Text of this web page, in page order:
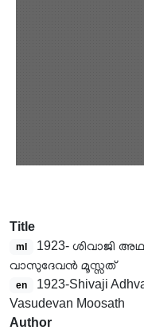
Title
ml
1923- ശിവാജി
വാസുദേവൻ മൂസ്സത്
en
1923-Shivaji
Vasudevan Moosath
Author